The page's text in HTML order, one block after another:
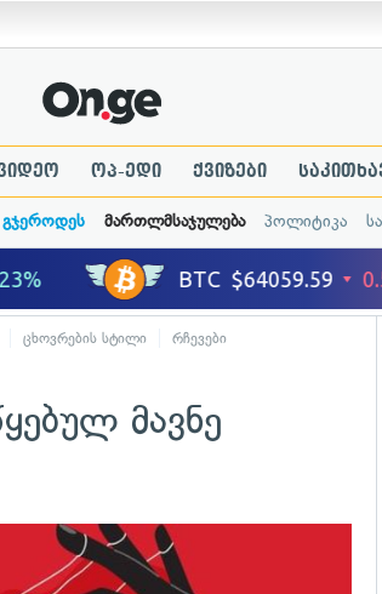
ოპ-ედი ქვიზები
გჯეროდეს მართლმსაჯულება პოლიტიკა
ცხოვრების სტილი რჩევები
მავნე